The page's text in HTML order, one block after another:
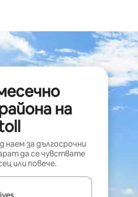
на
за дългосрочни
да се чувствате
или повече.
покажат, използвайте клавишите